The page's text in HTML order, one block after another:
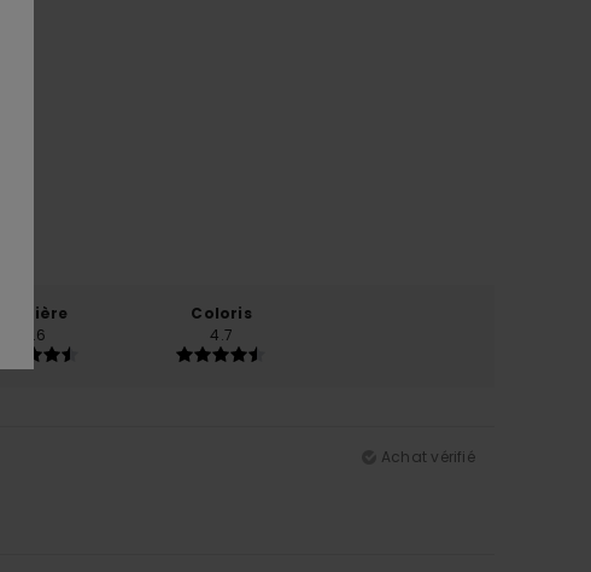
Matière
4.6
Coloris
4.7
Achat vérifié